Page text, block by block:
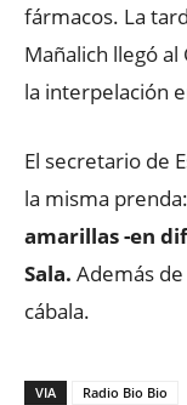
fármacos. La
Mañalich llegó
la interpelación
El secretario de
la misma prenda:
amarillas -en
Sala. Además
cábala.
VIA
Radio Bio Bio